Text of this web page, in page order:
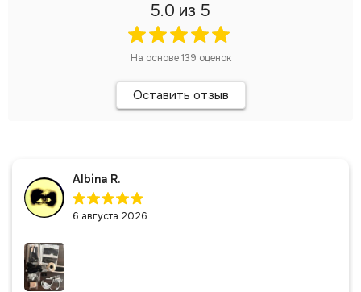
5.0 из 5
На основе139 оценок
Оставить отзыв
Albina R.
6 августа 2026